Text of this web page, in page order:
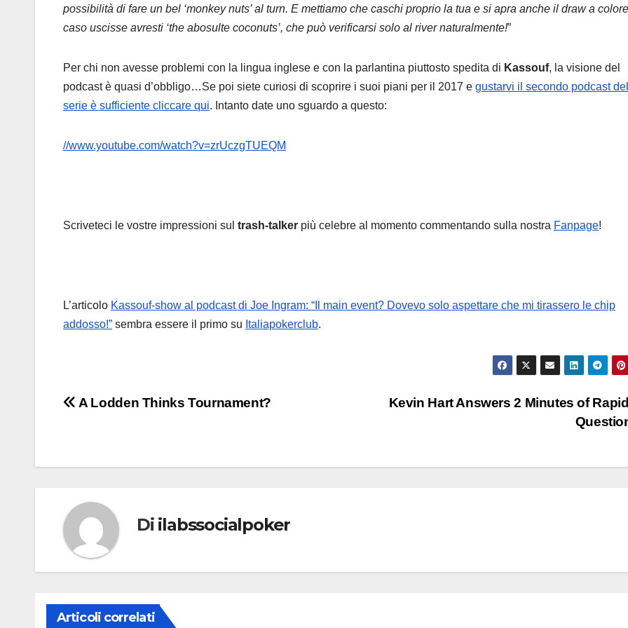
possibilità di fare un bel ‘monkey nuts’ al turn. E mettiamo che caschi proprio la tua e si apra anche il draw a
caso uscisse avresti ‘the abosulte coconuts’, che può verificarsi solo al river naturalmente!”
Per chi non avesse problemi con la lingua inglese e con la parlantina piuttosto spedita di Kassouf, la visione del
podcast è quasi d’obbligo…Se poi siete curiosi di scoprire i suoi piani per il 2017 e gustarvi il secondo podcast
serie è sufficiente cliccare qui. Intanto date uno sguardo a questo:
//www.youtube.com/watch?v=zrUczgTUEQM
Scriveteci le vostre impressioni sul trash-talker più celebre al momento commentando sulla nostra Fanpage!
L’articolo Kassouf-show al podcast di Joe Ingram: “Il main event? Dovevo solo aspettare che mi tirassero le chip
addosso!” sembra essere il primo su Italiapokerclub.
Navigazione
Kevin Hart Answers 2 Minutes of
A Lodden Thinks Tournament?
Di ilabssocialpoker
Articoli correlati